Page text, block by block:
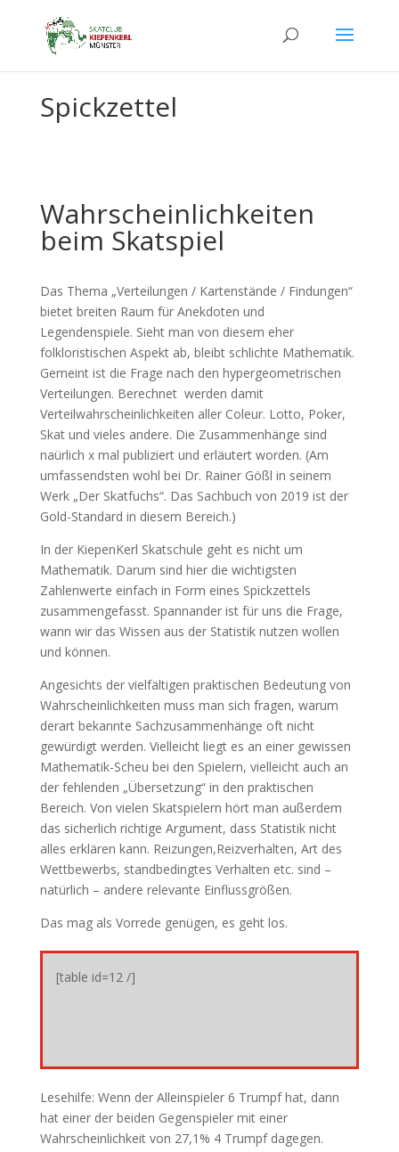
Spickzettel
Wahrscheinlichkeiten
beim Skatspiel
Das Thema „Verteilungen / Kartenstände / Findungen“
bietet breiten Raum für Anekdoten und
Legendenspiele. Sieht man von diesem eher
folkloristischen Aspekt ab, bleibt schlichte Mathematik.
Gemeint ist die Frage nach den hypergeometrischen
Verteilungen. Berechnet werden damit
Verteilwahrscheinlichkeiten aller Coleur. Lotto, Poker,
Skat und vieles andere. Die Zusammenhänge sind
naürlich x mal publiziert und erläutert worden. (Am
umfassendsten wohl bei Dr. Rainer Gößl in seinem
Werk „Der Skatfuchs“. Das Sachbuch von 2019 ist der
Gold-Standard in diesem Bereich.)
In der KiepenKerl Skatschule geht es nicht um
Mathematik. Darum sind hier die wichtigsten
Zahlenwerte einfach in Form eines Spickzettels
zusammengefasst. Spannander ist für uns die Frage,
wann wir das Wissen aus der Statistik nutzen wollen
und können.
Angesichts der vielfältigen praktischen Bedeutung von
Wahrscheinlichkeiten muss man sich fragen, warum
derart bekannte Sachzusammenhänge oft nicht
gewürdigt werden. Vielleicht liegt es an einer gewissen
Mathematik-Scheu bei den Spielern, vielleicht auch an
der fehlenden „Übersetzung“ in den praktischen
Bereich. Von vielen Skatspielern hört man außerdem
das sicherlich richtige Argument, dass Statistik nicht
alles erklären kann. Reizungen,Reizverhalten, Art des
Wettbewerbs, standbedingtes Verhalten etc. sind –
natürlich – andere relevante Einflussgrößen.
Das mag als Vorrede genügen, es geht los.
[table id=12 /]
Lesehilfe: Wenn der Alleinspieler 6 Trumpf hat, dann
hat einer der beiden Gegenspieler mit einer
Wahrscheinlichkeit von 27,1% 4 Trumpf dagegen.